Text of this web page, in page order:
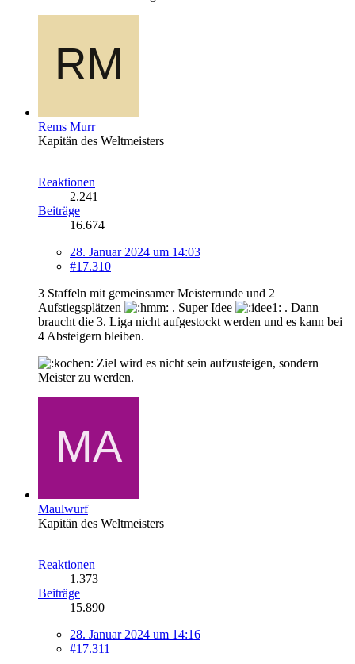
Rems Murr
Kapitän des Weltmeisters
Reaktionen
2.241
Beiträge
16.674
28. Januar 2024 um 14:03
#17.310
3 Staffeln mit gemeinsamer Meisterrunde und 2
Aufstiegsplätzen
. Super Idee
. Dann
braucht die 3. Liga nicht aufgestockt werden und es kann bei
4 Absteigern bleiben.
Ziel wird es nicht sein aufzusteigen, sondern
Meister zu werden.
Maulwurf
Kapitän des Weltmeisters
Reaktionen
1.373
Beiträge
15.890
28. Januar 2024 um 14:16
#17.311